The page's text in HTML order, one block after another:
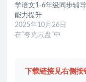
学语文1-6年级同步辅
能力提升
2025年10月26日
在“夸克云盘”中
下载链接见右侧按